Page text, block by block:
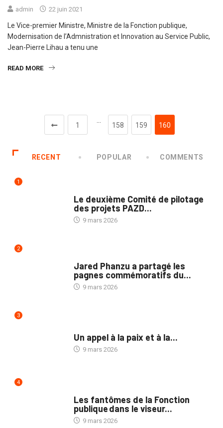
admin 22 juin 2021
Le Vice-premier Ministre, Ministre de la Fonction publique,
Modernisation de l’Admnistration et Innovation au Service Public,
Jean-Pierre Lihau a tenu une
READ MORE
1
…
158 159 160
RECENT POPULAR COMMENTS
1
Le deuxième Comité de pilotage
des projets PAZD...
9 mars 2026
2
Jared Phanzu a partagé les
pagnes commémoratifs du...
9 mars 2026
3
Un appel à la paix et à la...
9 mars 2026
4
Les fantômes de la Fonction
publique dans le viseur...
9 mars 2026